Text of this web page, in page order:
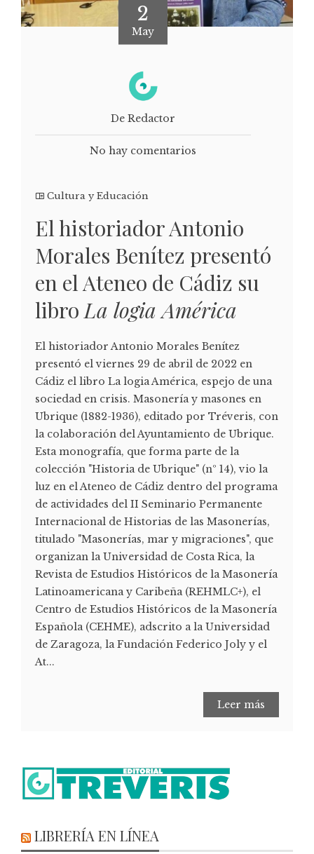
2
May
De Redactor
No hay comentarios
Cultura y Educación
El historiador Antonio
Morales Benítez presentó
en el Ateneo de Cádiz su
libro La logia América
El historiador Antonio Morales Benítez
presentó el viernes 29 de abril de 2022 en
Cádiz el libro La logia América, espejo de una
sociedad en crisis. Masonería y masones en
Ubrique (1882-1936), editado por Tréveris, con
la colaboración del Ayuntamiento de Ubrique.
Esta monografía, que forma parte de la
colección "Historia de Ubrique" (nº 14), vio la
luz en el Ateneo de Cádiz dentro del programa
de actividades del II Seminario Permanente
Internacional de Historias de las Masonerías,
titulado "Masonerías, mar y migraciones", que
organizan la Universidad de Costa Rica, la
Revista de Estudios Históricos de la Masonería
Latinoamericana y Caribeña (REHMLC+), el
Centro de Estudios Históricos de la Masonería
Española (CEHME), adscrito a la Universidad
de Zaragoza, la Fundación Federico Joly y el
At...
Leer más
LIBRERÍA EN LÍNEA